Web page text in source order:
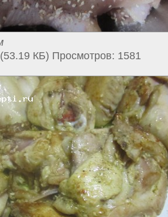
КБ) Просмотров: 1581